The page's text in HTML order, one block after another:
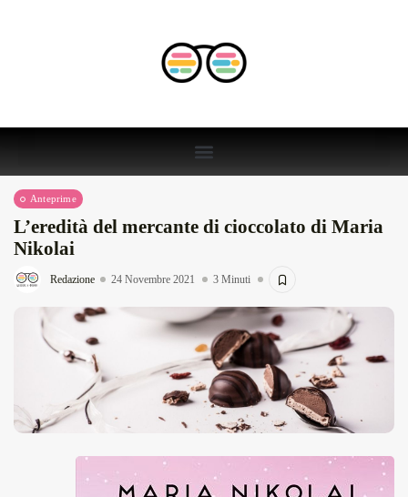
Anteprime
L’eredità del mercante di cioccolato di Maria
Nikolai
Redazione 24 Novembre 2021 3 Minuti